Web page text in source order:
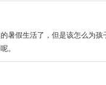
假生活了，但是该怎么为孩
。